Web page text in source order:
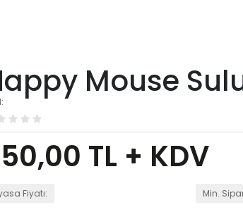
Mouse
TL + KDV
Fiyatı: Min.